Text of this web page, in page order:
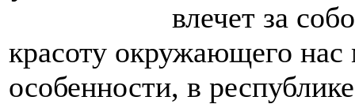
влечет за
красоту окружающего
особенности, в